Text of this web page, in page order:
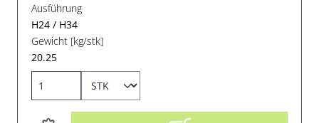
Ausführung
H24 / H34
Gewicht [kg/stk]
20.25